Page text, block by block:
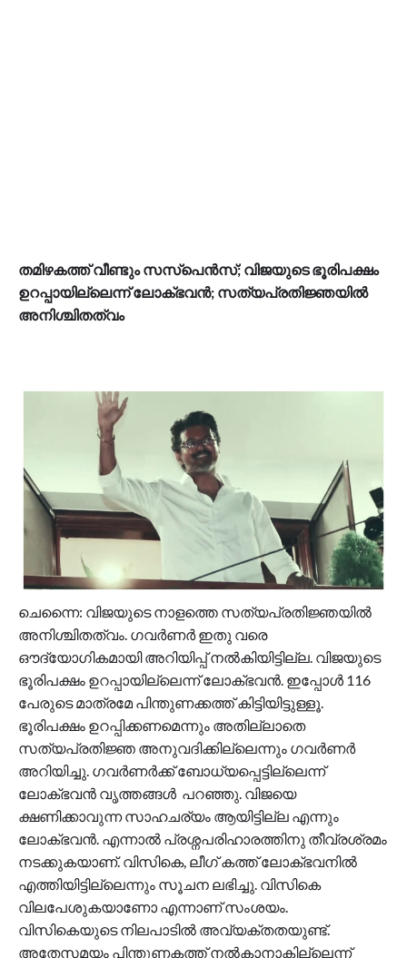
തമിഴകത്ത് വീണ്ടും സസ്പെൻസ്; വിജയുടെ ഭൂരിപക്ഷം
ഉറപ്പായില്ലെന്ന് ലോക്ഭവൻ; സത്യപ്രതിജ്ഞയിൽ
അനിശ്ചിതത്വം
ചെന്നൈ: വിജയുടെ നാളത്തെ സത്യപ്രതിജ്ഞയിൽ
അനിശ്ചിതത്വം. ഗവർണർ ഇതു വരെ
ഔദ്യോഗികമായി അറിയിപ്പ് നൽകിയിട്ടില്ല. വിജയുടെ
ഭൂരിപക്ഷം ഉറപ്പായില്ലെന്ന് ലോക്ഭവൻ. ഇപ്പോൾ 116
പേരുടെ മാത്രമേ പിന്തുണക്കത്ത് കിട്ടിയിട്ടുള്ളൂ.
ഭൂരിപക്ഷം ഉറപ്പിക്കണമെന്നും അതില്ലാതെ
സത്യപ്രതിജ്ഞ അനുവദിക്കില്ലെന്നും ഗവർണർ
അറിയിച്ചു. ഗവർണർക്ക് ബോധ്യപ്പെട്ടില്ലെന്ന്
ലോക്ഭവൻ വൃത്തങ്ങൾ പറഞ്ഞു. വിജയെ
ക്ഷണിക്കാവുന്ന സാഹചര്യം ആയിട്ടില്ല എന്നും
ലോക്ഭവൻ. എന്നാൽ പ്രശ്നപരിഹാരത്തിനു തീവ്രശ്രമം
നടക്കുകയാണ്. വിസികെ, ലീഗ് കത്ത് ലോക്ഭവനിൽ
എത്തിയിട്ടില്ലെന്നും സൂചന ലഭിച്ചു. വിസികെ
വിലപേശുകയാണോ എന്നാണ് സംശയം.
വിസികെയുടെ നിലപാടിൽ അവ്യക്തതയുണ്ട്.
അതേസമയം പിന്തുണകത്ത് നൽകാനാകില്ലെന്ന്